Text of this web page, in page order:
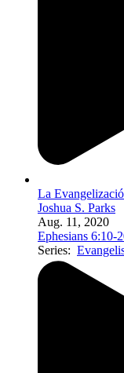
La
Joshua S. Parks
Aug. 11, 2020
Ephesians 6:10-
Series: